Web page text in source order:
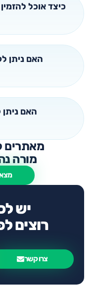
כיצד אוכל
האם ניתן
האם ניתן
מאתרים
מורה
יש
רוצים
צרו קשר